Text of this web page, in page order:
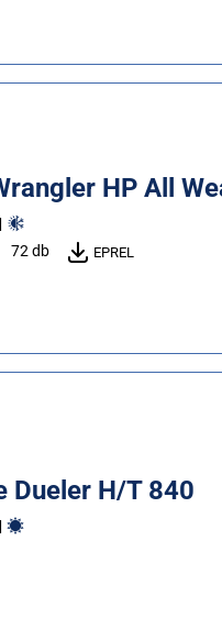
HP All
72 db EPREL
Dueler H/T 840